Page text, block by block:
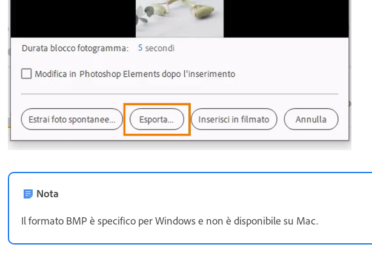
Nota
Il formato BMP è specifico per Windows e non è disponibile su Mac.